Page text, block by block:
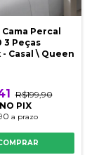
Percal
3 Peças
Casal \ Queen
R$199,90
PIX
a prazo